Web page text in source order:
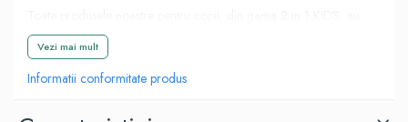
fost create cu ajutorul copiilor, care și-au expirmat preferințele în
legătură cu ce înseamnă distracția din momentul băiței. Rezultatele:
ingrediente naturale, curățare super delicată și parfum natural, într-
un tub creat pentru distracție. Calitatea produselor Weleda îți
mod de îngrijire.
Vezi mai mult
Informatii conformitate produs